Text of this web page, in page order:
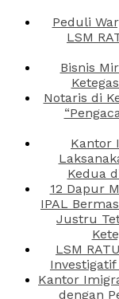
Peduli
LSM
Bisnis
Notaris di
Kantor
Kedua
12 Dapur
IPAL
Justru
LSM
Kantor
dengan